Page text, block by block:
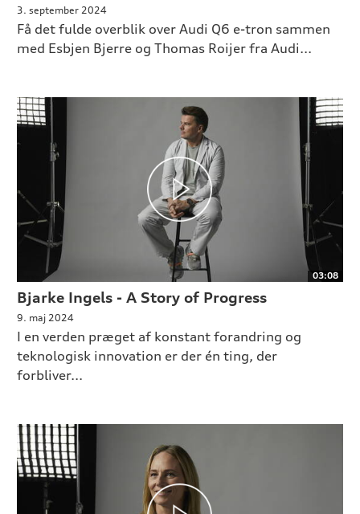
3. september 2024
Få det fulde overblik over Audi Q6 e-tron sammen
med Esbjen Bjerre og Thomas Roijer fra Audi...
03:08
Bjarke Ingels - A Story of Progress
9. maj 2024
I en verden præget af konstant forandring og
teknologisk innovation er der én ting, der
forbliver...